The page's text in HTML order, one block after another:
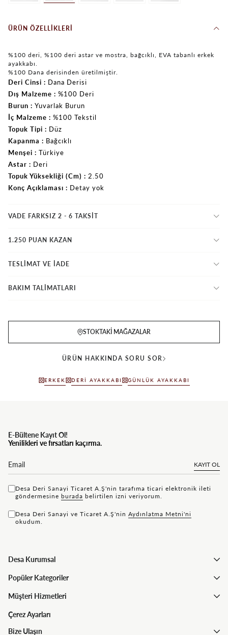
ÜRÜN ÖZELLIKLERI
%100 deri, %100 deri astar ve mostra, bağcıklı, EVA tabanlı erkek
ayakkabı.
%100 Dana derisinden üretilmiştir.
Deri Cinsi
Dana Derisi
Dış Malzeme
%100 Deri
Burun
Yuvarlak Burun
İç Malzeme
%100 Tekstil
Topuk Tipi
Düz
Kapanma
Bağcıklı
Menşei
Türkiye
Astar
Deri
Topuk Yüksekliği (Cm)
2.50
Konç Açıklaması
Detay yok
VADE FARKSIZ 2 - 6 TAKSIT
1.250 PUAN KAZAN
TESLİMAT VE İADE
BAKIM TALİMATLARI
STOKTAKI MAĞAZALAR
ÜRÜN HAKKINDA SORU SOR
ERKEK DERI AYAKKABI GÜNLÜK AYAKKABI
E-Bültene Kayıt Ol!
Yenilikleri ve fırsatları kaçırma.
KAYIT OL
Desa Deri Sanayi Ticaret A.Ş'nin tarafıma ticari elektronik ileti
göndermesine bu rada belirtilen izni veriyorum.
Desa Deri Sanayi ve Ticaret A.Ş'nin Aydınlatma Metni'ni
okudum.
Desa Kurumsal
Popüler Kategoriler
Müşteri Hizmetleri
Çerez Ayarları
Bize Ulaşın